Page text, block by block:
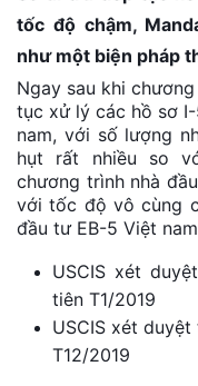
tốc độ chậm,
như một biện pháp
Ngay sau khi
tục xử lý các hồ sơ
nam, với số lượng
hụt rất nhiều so
chương trình nhà
với tốc độ vô cùng
đầu tư EB-5 Việt
USCIS xét
tiên T1/2019
USCIS xét
T12/2019